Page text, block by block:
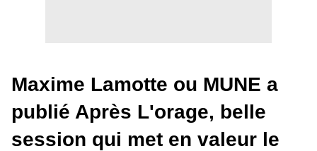
Maxime Lamotte ou MUNE a
publié Après L'orage, belle
session qui met en valeur le